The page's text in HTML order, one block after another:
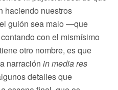
haciendo nuestros
guión sea malo —que
con el mismísimo
otro nombre, es que
narración in media res
detalles que